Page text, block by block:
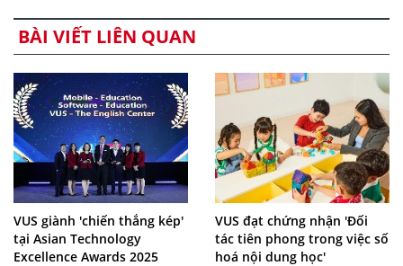
BÀI VIẾT LIÊN QUAN
VUS giành 'chiến thắng kép'
tại Asian Technology
Excellence Awards 2025
VUS đạt chứng nhận 'Đối
tác tiên phong trong việc số
hoá nội dung học'